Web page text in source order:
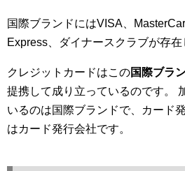
国際ブランドにはVISA、
Express、ダイナースクラブが存在
クレジットカードはこの国際ブラ
提携して成り立っているのです。
いるのは国際ブランドで、カード
はカード発行会社です。